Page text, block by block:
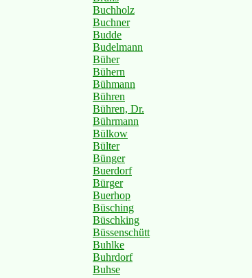
Buchholz
Buchner
Budde
Budelmann
Büher
Bühern
Bühmann
Bühren
Bühren, Dr.
Bührmann
Bülkow
Bülter
Bünger
Buerdorf
Bürger
Buerhop
Büsching
Büschking
Büssenschütt
Buhlke
Buhrdorf
Buhse